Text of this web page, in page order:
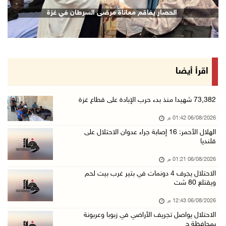
الحصار يعيد صناعة الفخار إلى الواجهة في غزة
06/آب/2026 12:25 م
الاحتلال يواصل تجريف الأراضي في زبوبا وعربونة ...
محافظة القدس: العدوان على مخيم قلنديا يستهدف ...
الاحتلال يعتقل 3 مواطنين من أريحا
الرئاسة تدين وتحذر الاحتلال من استمرار حربه ا ...
الاحتلال يهدم منزلا شرق الخليل
06/آب/2026 11:50 ص
الحصار يفاقم معاناة مرضى السرطان في غزة
اقرأ أيضا
73,382 شهيدا منذ بدء حرب الإبادة على قطاع غزة
06/08/2026 01:42 م
الهلال الأحمر: 16 إصابة جراء عدوان الاحتلال على
قلنديا
06/08/2026 01:21 م
الاحتلال يجرف 4 دونمات في بتير غرب بيت لحم
ويقتلع 80 شت
06/08/2026 12:43 م
الاحتلال يواصل تجريف الأراضي في زبوبا وعربونة
بمحافظة ج